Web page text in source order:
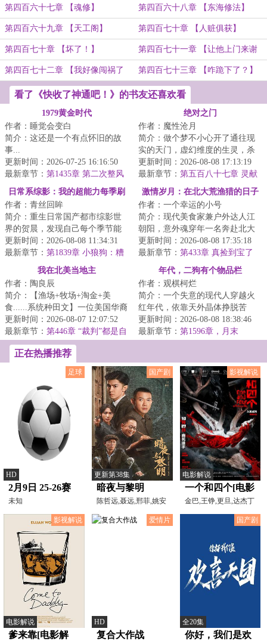
第四百六十七章 【魂修】 第四百六十八章 【东海修法】
第四百六十九章 【天工阁】 第四百七十章 【人赃俱获】
第四百七十章 【坏了！】 第四百七十一章 【让他上门来谢
罪】
第四百七十二章 【我好像闯祸了 第四百七十三章 【咋跪下了？】
看了《快收了神通吧！》的书友还喜欢看
1979黄金时代
作者：睡觉会变白
简介：这还是一个有点怀旧的故
事...
更新时间：2026-07-25 16:16:50
最新章节： 第1435章 第二次整风
绝对之门
作者：魔性沧月
简介：做个梦不小心开了通往现
实的天门，虚幻维度的生灵，杀
进了现实。给这个注定灭绝的宇
宙又添了一种微...
更新时间：2026-08-08 17:13:19
最新章节： 第五百八十七章 灵献
神座
日常系综影：我的超能力每季刷
新
作者：青丝回眸
简介：重生日常国产都市综影世
界的贺晨，发现自己每个季节能
刷新出一种超能力，从此过上了
不一样的日常人...
更新时间：2026-08-08 11:34:31
最新章节： 第1839章 小狼狗：糟
了，我成她自己人了！双双落泪
抱头痛哭的闺蜜俩！
激情岁月：在北大荒渔猎的日子
作者：一个幸运的小号
简介：现代美食家兼户外达人江
朝阳，意外魂穿年一名奔赴北大
荒的支边青年。面对黑土地的广
袤与馈赠，也面...
更新时间：2026-08-08 17:35:18
最新章节： 第433章 真捡到宝了
我在北美当地主
作者：陶良辰
简介：【渔场+牧场+淘金+美
食......系统种田文】一位美国华裔
UP主参加荒野求生，挑战赢下百
万美元大奖，...
更新时间：2026-08-07 12:07:52
最新章节： 第446章 “裁判”都是自
己人！专家：纯新的，毫无争
议……
年代，二狗有个物品栏
作者：观棋柯烂
简介：一个失意的现代人穿越火
红年代，依靠天外晶体挣脱苦
难，拥抱幸福，享受美好人生的
故事。...
更新时间：2026-08-08 18:38:46
最新章节： 第1596章，月末
正在热播推荐
足球
HD
2月9日 25-26赛
季意甲第24轮 萨
索洛VS国际米兰
未知
国产剧
更新第38集
暗夜与黎明
陈哲远,聂远,邢菲,姚安
娜,王志文,倪大红,刘
影视解说
电影解说
一个和四个[电影
解说]
金巴,王铮,更旦,达杰丁
增,才多
影视解说
电影解说
爹来靠[电影解
爱情片
HD
复合大作战
国产剧
全20集
你好，我们是欢